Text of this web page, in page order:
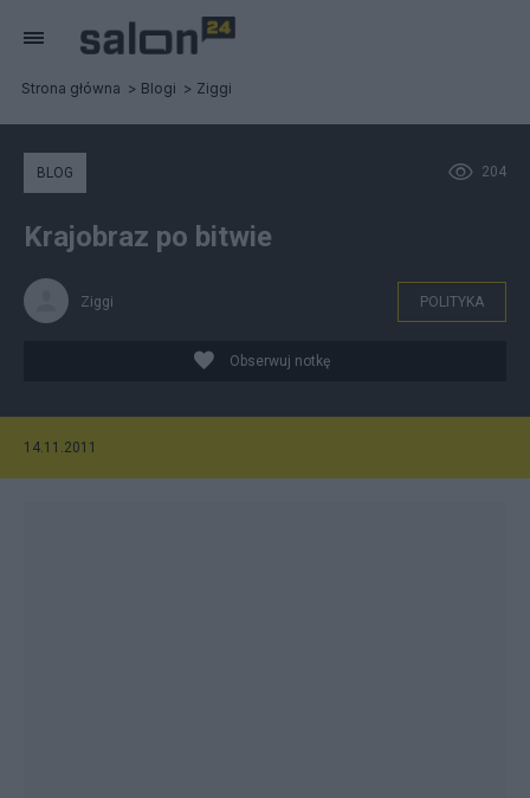
Strona główna Blogi Ziggi
204
BLOG
Krajobraz po bitwie
Ziggi POLITYKA
Obserwuj notkę
14.11.2011